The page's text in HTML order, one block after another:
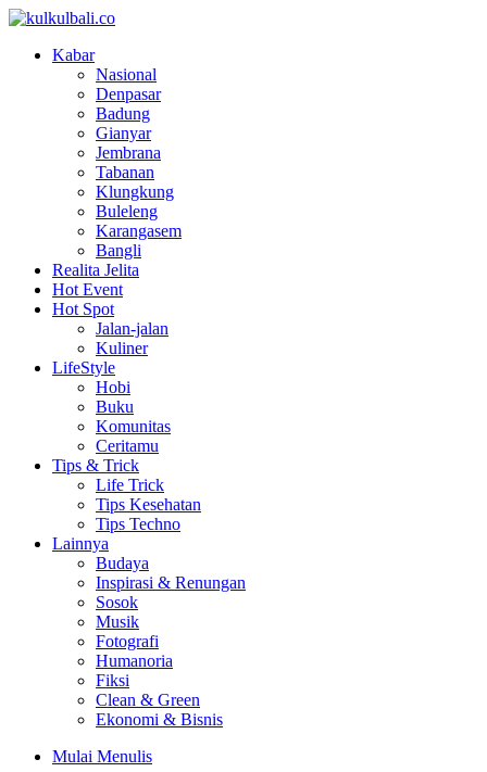
Kabar
Nasional
Denpasar
Badung
Gianyar
Jembrana
Tabanan
Klungkung
Buleleng
Karangasem
Bangli
Realita Jelita
Hot Event
Hot Spot
Jalan-jalan
Kuliner
LifeStyle
Hobi
Buku
Komunitas
Ceritamu
Tips & Trick
Life Trick
Tips Kesehatan
Tips Techno
Lainnya
Budaya
Inspirasi & Renungan
Sosok
Musik
Fotografi
Humanoria
Fiksi
Clean & Green
Ekonomi & Bisnis
Mulai Menulis